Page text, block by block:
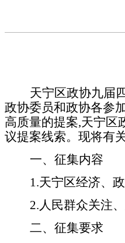
天宁区政协九届
政协委员和政协各参
高质量的提案,天宁区
议提案线索。现将有
一、征集内容
1.天宁区经济、
2.人民群众关注
二、征集要求